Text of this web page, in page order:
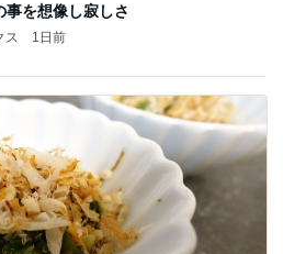
事を想像し寂しさ
ス 1日前